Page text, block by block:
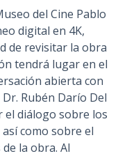
del Cine Pablo
digital en 4K,
de revisitar la obra
tendrá lugar en el
abierta con
Rubén Darío Del
el diálogo sobre los
como sobre el
la obra. Al